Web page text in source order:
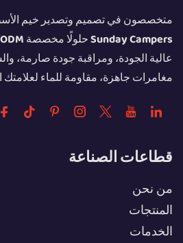
عالية الجودة، ومراقبة جودة صارمة،
مغامرات جاهزة، مقاومة للماء لعلامتك
قطاعات الصناعة
من نحن
المنتجات
الخدمات